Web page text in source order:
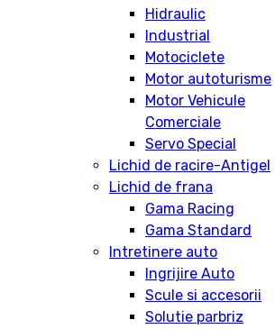
Hidraulic
Industrial
Motociclete
Motor autoturisme
Motor Vehicule
Comerciale
Servo Special
Lichid de racire-Antigel
Lichid de frana
Gama Racing
Gama Standard
Intretinere auto
Ingrijire Auto
Scule si accesorii
Solutie parbriz